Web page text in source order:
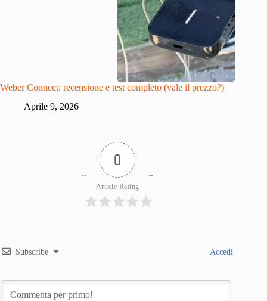
Weber Connect: recensione e test completo (vale il prezzo?)
Aprile 9, 2026
0
Article Rating
Subscribe Accedi